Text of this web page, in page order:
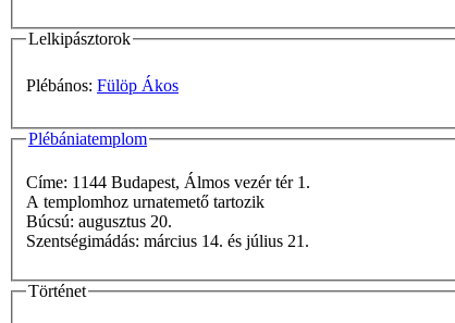
Lelkipásztorok
Plébános: Fülöp Ákos
Plébániatemplom
Címe: 1144 Budapest, Álmos vezér tér 1.
A templomhoz urnatemető tartozik
Búcsú: augusztus 20.
Szentségimádás: március 14. és július 21.
Történet